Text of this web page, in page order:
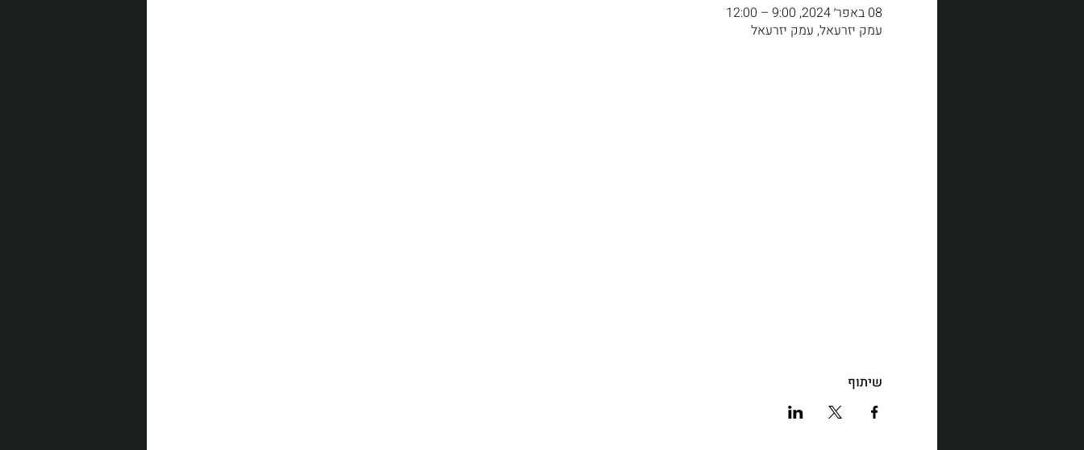
08 באפר׳ 2024, 9:00 – 12:00
עמק יזרעאל, עמק יזרעאל
שיתוף